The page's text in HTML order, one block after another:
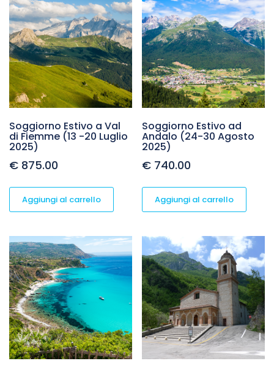
Soggiorno Estivo a Val
di Fiemme (13 -20 Luglio
2025)
€ 875.00
Aggiungi al carrello
Soggiorno Estivo ad
Andalo (24-30 Agosto
2025)
€ 740.00
Aggiungi al carrello